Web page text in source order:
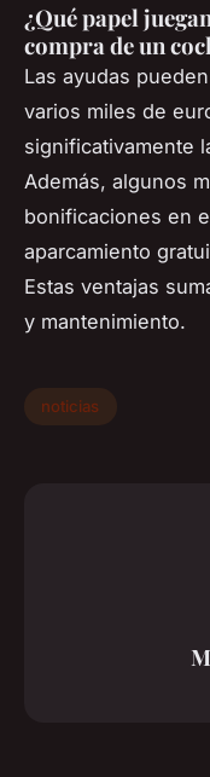
¿Qué papel
compra de un
Las ayudas
varios miles de
significativamente
Además, algunos
bonificaciones en
aparcamiento
Estas ventajas
y mantenimiento.
noticias